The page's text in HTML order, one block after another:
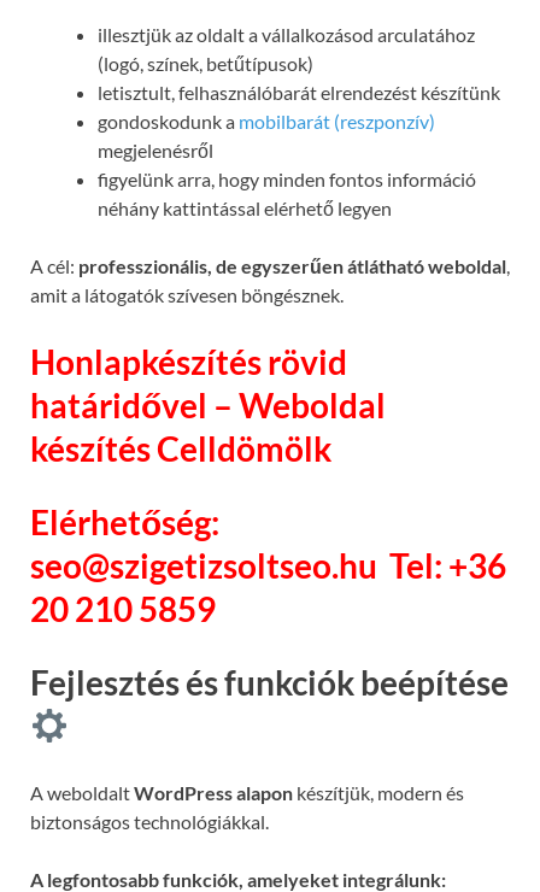
illesztjük az oldalt a vállalkozásod arculatához
(logó, színek, betűtípusok)
letisztult, felhasználóbarát elrendezést készítünk
gondoskodunk a mobilbarát (reszponzív)
megjelenésről
figyelünk arra, hogy minden fontos információ
néhány kattintással elérhető legyen
A cél: professzionális, de egyszerűen átlátható weboldal,
amit a látogatók szívesen böngésznek.
Honlapkészítés rövid
határidővel – Weboldal
készítés Celldömölk
Elérhetőség:
seo@szigetizsoltseo.hu Tel: +36
20 210 5859
Fejlesztés és funkciók beépítése
A weboldaltWordPress alapon készítjük, modern és
biztonságos technológiákkal.
A legfontosabb funkciók, amelyeket integrálunk: